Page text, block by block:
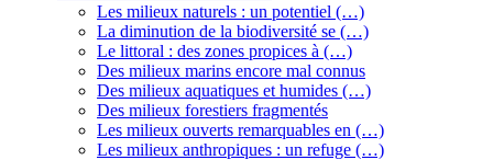
Les milieux naturels : un potentiel (…)
La diminution de la biodiversité se (…)
Le littoral : des zones propices à (…)
Des milieux marins encore mal connus
Des milieux aquatiques et humides (…)
Des milieux forestiers fragmentés
Les milieux ouverts remarquables en (…)
Les milieux anthropiques : un refuge (…)